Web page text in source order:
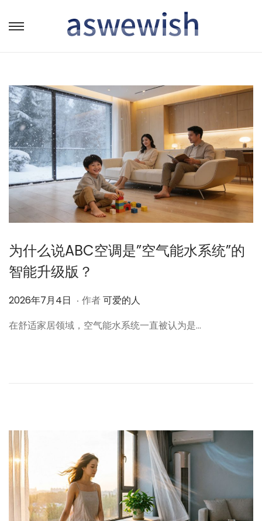
转
航
跳
容
为什么说ABC空调是”空气能水系统”的
智能升级版？
作
2026年7月4日 2
2
. 作者可爱的人
在舒适家居领域，空气能水系统一直被认为是…